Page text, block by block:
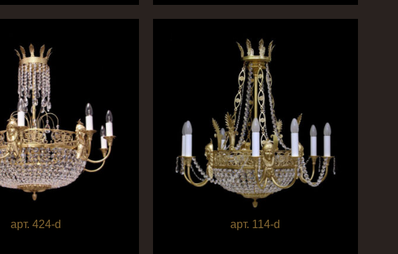
арт. 424-d арт. 114-d